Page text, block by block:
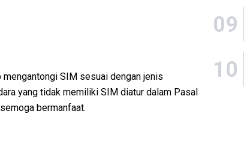
mengantongi SIM sesuai dengan jenis
yang tidak memiliki SIM diatur dalam Pasal
bermanfaat.
09
10